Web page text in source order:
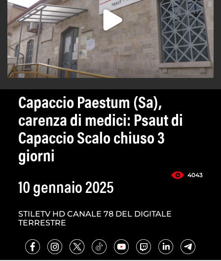
Capaccio Paestum (Sa),
carenza di medici: Psaut di
Capaccio Scalo chiuso 3
giorni
4043
10 gennaio 2025
STILETV HD CANALE 78 DEL DIGITALE
TERRESTRE